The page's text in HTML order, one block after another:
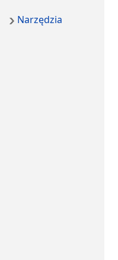
Narzędzia